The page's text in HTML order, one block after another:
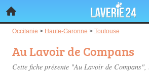
Occitanie > Haute-Garonne > Toulouse
Au Lavoir de Compans
Cette fiche présente "Au Lavoir de